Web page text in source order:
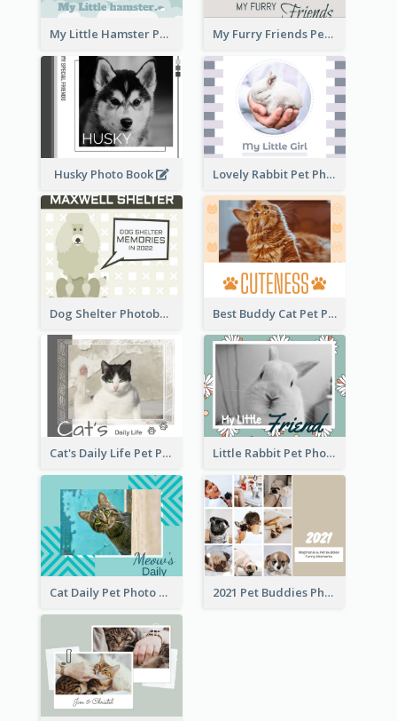
My Little Hamster Pet Photo Book My Furry Friends Pet Photo Book
Husky Photo Book Lovely Rabbit Pet Photo Book
Dog Shelter Photobook Diagram Best Buddy Cat Pet Photo Book
Cat's Daily Life Pet Photo Book Little Rabbit Pet Photo Book
Cat Daily Pet Photo Book Details 2021 Pet Buddies Photo Book